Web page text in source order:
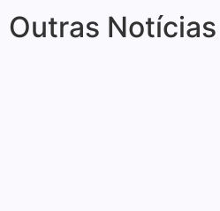
Outras Notícias